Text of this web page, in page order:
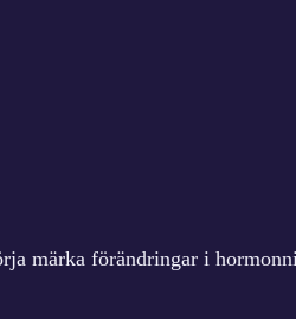
märka förändringar i